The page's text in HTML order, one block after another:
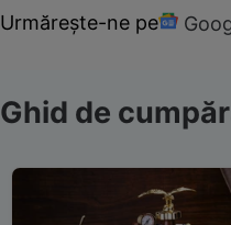
Urmărește-ne pe
Ghid de